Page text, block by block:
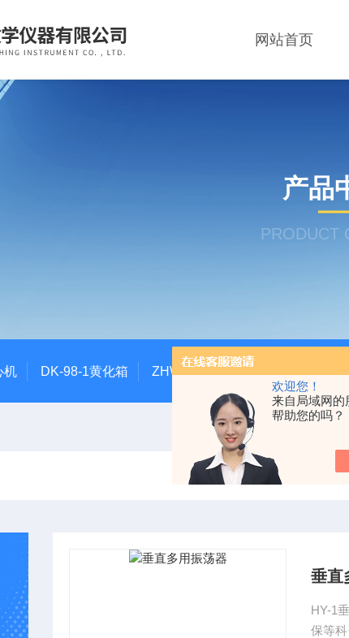
欢迎您！
来自局域网的
帮助您的吗？
网站首页
产品
PRODUCT
机 DK-98-1黄化箱 ZHWY-211C台式恒温摇床
垂直
HY-1
保等